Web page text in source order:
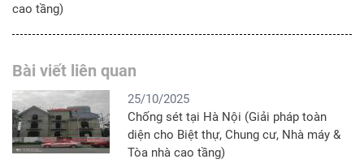
cao tầng)
Bài viết liên quan
25/10/2025
Chống sét tại Hà Nội (Giải pháp toàn
diện cho Biệt thự, Chung cư, Nhà máy &
Tòa nhà cao tầng)